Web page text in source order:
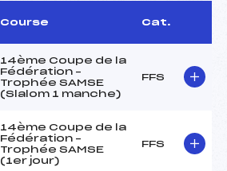
Course Cat.
14ème Coupe de la
Fédération –
Trophée SAMSE
(Slalom 1 manche)
FFS
14ème Coupe de la
Fédération –
Trophée SAMSE
(1er jour)
FFS